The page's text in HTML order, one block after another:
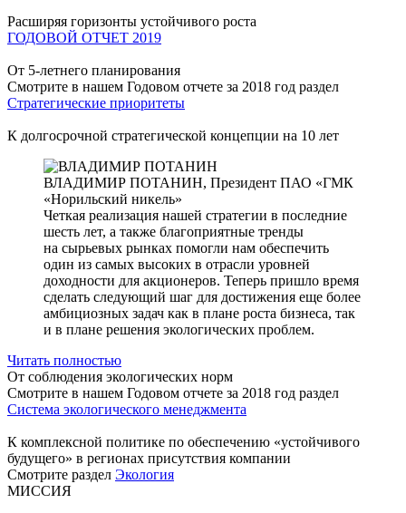
Расширяя горизонты устойчивого роста
ГОДОВОЙ ОТЧЕТ 2019
От 5-летнего планирования
Смотрите в нашем Годовом отчете за 2018 год раздел
Стратегические приоритеты
К долгосрочной стратегической концепции на 10 лет
ВЛАДИМИР ПОТАНИН, Президент ПАО «ГМК
«Норильский никель»
Четкая реализация нашей стратегии в последние
шесть лет, а также благоприятные тренды
на сырьевых рынках помогли нам обеспечить
один из самых высоких в отрасли уровней
доходности для акционеров. Теперь пришло время
сделать следующий шаг для достижения еще более
амбициозных задач как в плане роста бизнеса, так
и в плане решения экологических проблем.
Читать полностью
От соблюдения экологических норм
Смотрите в нашем Годовом отчете за 2018 год раздел
Система экологического менеджмента
К комплексной политике по обеспечению «устойчивого
будущего» в регионах присутствия компании
Смотрите раздел Экология
МИССИЯ